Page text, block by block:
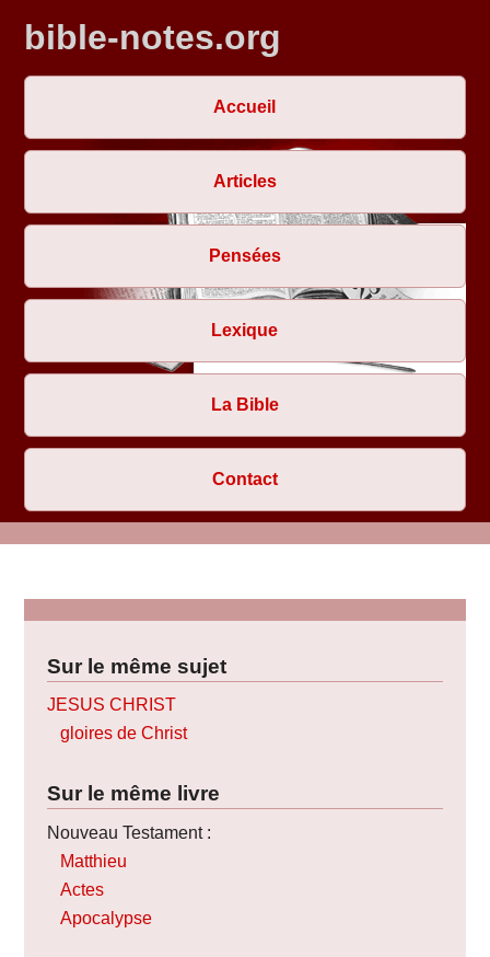
bible-notes.org
Accueil
Articles
Pensées
Lexique
La Bible
Contact
Sur le même sujet
JESUS CHRIST
gloires de Christ
Sur le même livre
Nouveau Testament :
Matthieu
Actes
Apocalypse